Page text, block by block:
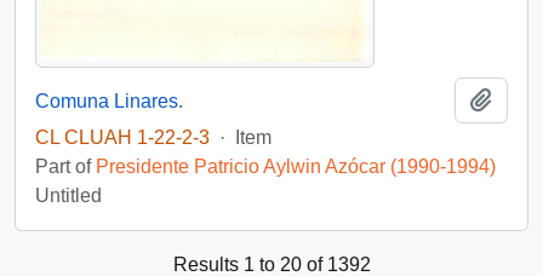
Comuna Linares.
CL CLUAH 1-22-2-3 ·
Item
Part of Presidente Patricio Aylwin Azócar (1990-1994)
Untitled
Results 1 to 20 of 1392